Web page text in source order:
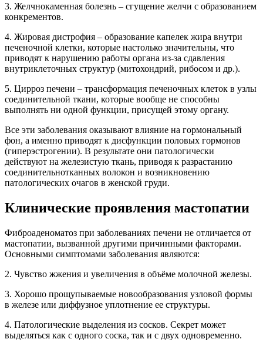
3. Желчнокаменная болезнь – сгущение желчи с образованием
конкрементов.
4. Жировая дистрофия – образование капелек жира внутри
печеночной клетки, которые настолько значительны, что
приводят к нарушению работы органа из-за сдавления
внутриклеточных структур (митохондрий, рибосом и др.).
5. Цирроз печени – трансформация печеночных клеток в узлы
соединительной ткани, которые вообще не способны
выполнять ни одной функции, присущей этому органу.
Все эти заболевания оказывают влияние на гормональный
фон, а именно приводят к дисфункции половых гормонов
(гиперэстрогении). В результате они патологически
действуют на железистую ткань, приводя к разрастанию
соединительнотканных волокон и возникновению
патологических очагов в женской груди.
Клинические проявления мастопатии
Фиброаденоматоз при заболеваниях печени не отличается от
мастопатии, вызванной другими причинными факторами.
Основными симптомами заболевания являются:
2. Чувство жжения и увеличения в объёме молочной железы.
3. Хорошо прощупываемые новообразования узловой формы
в железе или диффузное уплотнение ее структуры.
4. Патологические выделения из сосков. Секрет может
выделяться как с одного соска, так и с двух одновременно.